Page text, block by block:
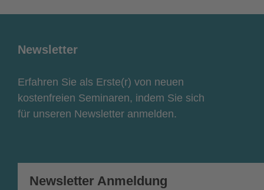
Newsletter
Erfahren Sie als Erste(r) von neuen
kostenfreien Seminaren, indem Sie sich
für unseren Newsletter anmelden.
Newsletter Anmeldung